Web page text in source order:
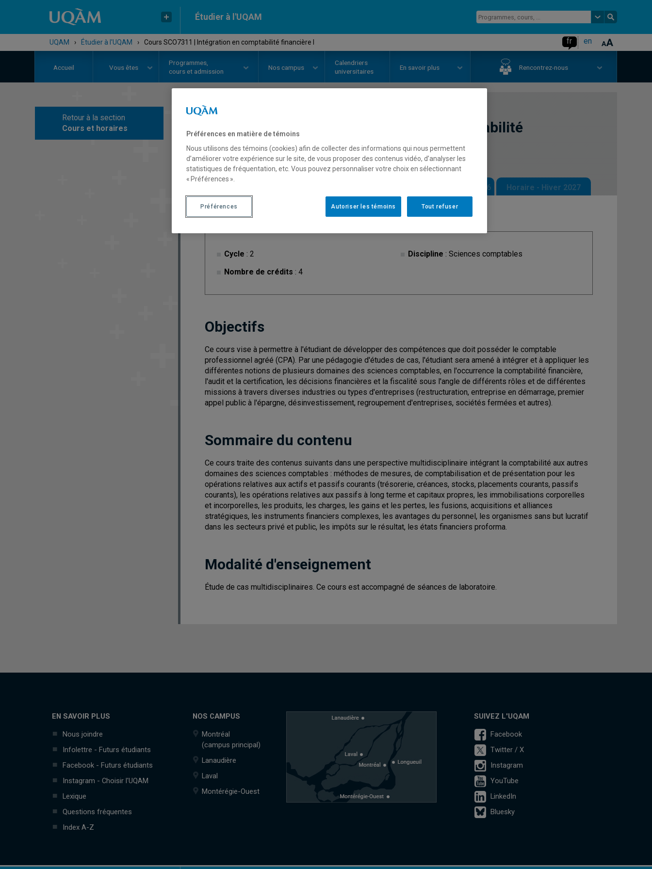
Étudier à l'UQAM
UQAM › Étudier à l'UQAM › Cours SCO7311 | Intégration en comptabilité financière I fr en
Accueil Vous êtes
Programmes,
cours et admission
Nos campus
Calendriers
universitaires
En savoir plus Rencontrez-nous
Retour à la section
Cours et horaires
COURS SCO7311
Intégration en comptabilité
financière I
Horaire - Automne 2026 Horaire - Hiver 2027
Cycle : 2
Nombre de crédits : 4
Discipline : Sciences comptables
Objectifs
Ce cours vise à permettre à l'étudiant de développer des compétences que doit posséder le comptable
professionnel agréé (CPA). Par une pédagogie d'études de cas, l'étudiant sera amené à intégrer et à appliquer les
différentes notions de plusieurs domaines des sciences comptables, en l'occurrence la comptabilité financière,
l'audit et la certification, les décisions financières et la fiscalité sous l'angle de différents rôles et de différentes
missions à travers diverses industries ou types d'entreprises (restructuration, entreprise en démarrage, premier
appel public à l'épargne, désinvestissement, regroupement d'entreprises, sociétés fermées et autres).
Sommaire du contenu
Ce cours traite des contenus suivants dans une perspective multidisciplinaire intégrant la comptabilité aux autres
domaines des sciences comptables : méthodes de mesures, de comptabilisation et de présentation pour les
opérations relatives aux actifs et passifs courants (trésorerie, créances, stocks, placements courants, passifs
courants), les opérations relatives aux passifs à long terme et capitaux propres, les immobilisations corporelles
et incorporelles, les produits, les charges, les gains et les pertes, les fusions, acquisitions et alliances
stratégiques, les instruments financiers complexes, les avantages du personnel, les organismes sans but lucratif
dans les secteurs privé et public, les impôts sur le résultat, les états financiers proforma.
Modalité d'enseignement
Étude de cas multidisciplinaires. Ce cours est accompagné de séances de laboratoire.
EN SAVOIR PLUS
Nous joindre
Infolettre - Futurs étudiants
Facebook - Futurs étudiants
Instagram - Choisir l'UQAM
Lexique
Questions fréquentes
Index A-Z
NOS CAMPUS
Montréal
(campus principal)
Lanaudière
Laval
Montérégie-Ouest
SUIVEZ L'UQAM
Facebook
Twitter / X
Instagram
YouTube
LinkedIn
Bluesky
Préférences en matière de témoins
Nous utilisons des témoins (cookies) afin de collecter des informations qui nous permettent
d’améliorer votre expérience sur le site, de vous proposer des contenus vidéo, d’analyser les
statistiques de fréquentation, etc. Vous pouvez personnaliser votre choix en sélectionnant
« Préférences ».
Tout refuser
Autoriser les témoins
Préférences